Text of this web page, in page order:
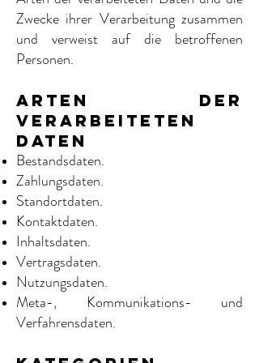
Zwecke ihrer Verarbeitung zusammen
und verweist auf die betroffenen
Personen.
Arten der
verarbeiteten
Daten
Bestandsdaten.
Zahlungsdaten.
Standortdaten.
Kontaktdaten.
Inhaltsdaten.
Vertragsdaten.
Nutzungsdaten.
Meta-, Kommunikations- und
Verfahrensdaten.